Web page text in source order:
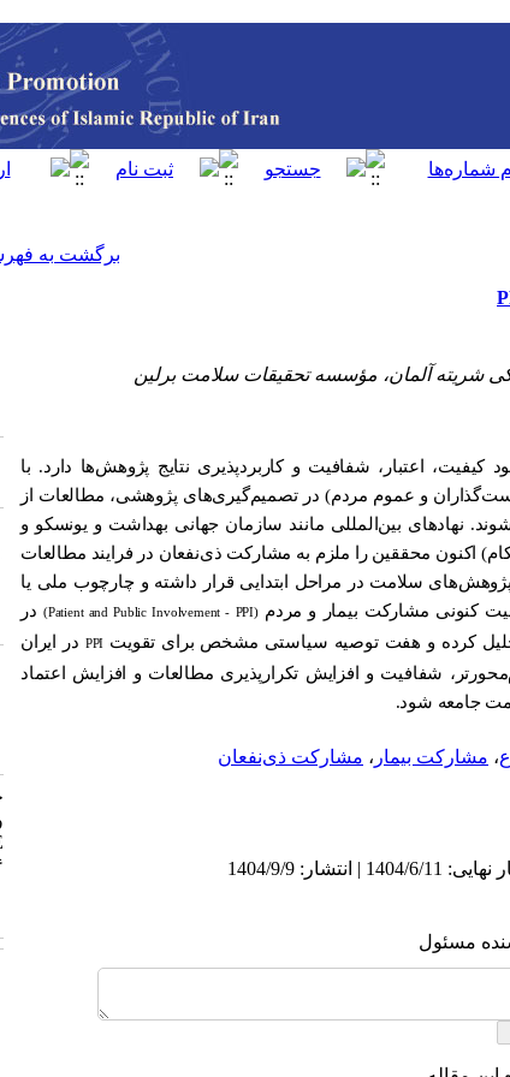
برگشت به
شریته آلمان، مؤسسه تحقیقات سلامت برلین
اعتبار، شفافیت و کاربردپذیری نتایج پژوهش‌ها دارد. با
و عموم مردم) در تصمیم‌گیری‌های پژوهشی، مطالعات از
نهادهای بین‌المللی مانند سازمان جهانی بهداشت و یونسکو و
اکنون محققین را ملزم به مشارکت ذی‌نفعان در فرایند مطالعات
سلامت در مراحل ابتدایی قرار داشته و چارچوب ملی یا
کنونی مشارکت بیمار و مردم(Patient and Public Involvement - PPI)
در
کرده و هفت توصیه سیاستی مشخص برای تقویت PPI در ایران
شفافیت و افزایش تکرارپذیری مطالعات و افزایش اعتماد
جامعه شود.
، مشارکت بیمار ، مشارکت ذی‌نفعان
مسئول